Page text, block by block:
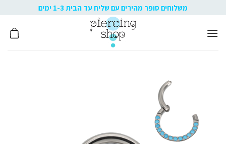
to
content
משלוחים סופר מהירים עם שליח עד הבית 1-3 ימים